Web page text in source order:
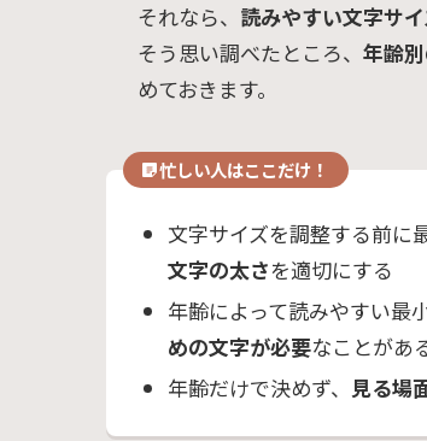
それなら、 読みやすい文字サ
そう思い調べたところ、 年齢
めておきます。
忙しい人はここだけ！
文字サイズを調整する前に
文字の太さを適切にする
年齢によって読みやすい最
めの文字が必要なことがあ
年齢だけで決めず、 見る場